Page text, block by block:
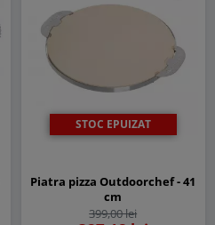
STOC EPUIZAT
Piatra pizza Outdoorchef - 41
cm
399,00 lei